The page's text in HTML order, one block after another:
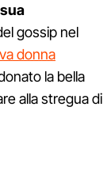
gossip nel
donna
la bella
alla stregua di